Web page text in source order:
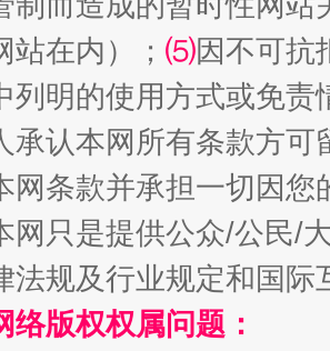
划来了！等你上场
在内）； ⑸因不可抗
列明的使用方式或免责
承认本网所有条款方
网条款并承担一切因
网只是提供公众/公民/
法规及行业规定和国
络版权权属问题：